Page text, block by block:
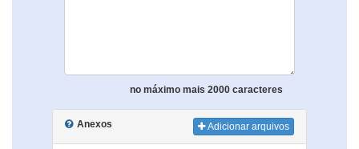
no máximo mais 2000 caracteres
Anexos Adicionar arquivos